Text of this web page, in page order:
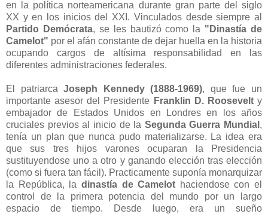
en la política norteamericana durante gran parte del siglo
XX y en los inicios del XXI. Vinculados desde siempre al
Partido Demócrata, se les bautizó como la "Dinastía de
Camelot" por el afán constante de dejar huella en la historia
ocupando cargos de altísima responsabilidad en las
diferentes administraciones federales.
El patriarcaJoseph Kennedy (1888-1969), que fue un
importante asesor del Presidente Franklin D. Roosevelty
embajador de Estados Unidos en Londres en los años
cruciales previos al inicio de la Segunda Guerra Mundial ,
tenía un plan que nunca pudo materializarse. La idea era
que sus tres hijos varones ocuparan la Presidencia
sustituyendose uno a otro y ganando elección tras elección
(como si fuera tan fácil). Practicamente suponía monarquizar
la República, la dinastía de Camelot haciendose con el
control de la primera potencia del mundo por un largo
espacio de tiempo. Desde luego, era un sueño